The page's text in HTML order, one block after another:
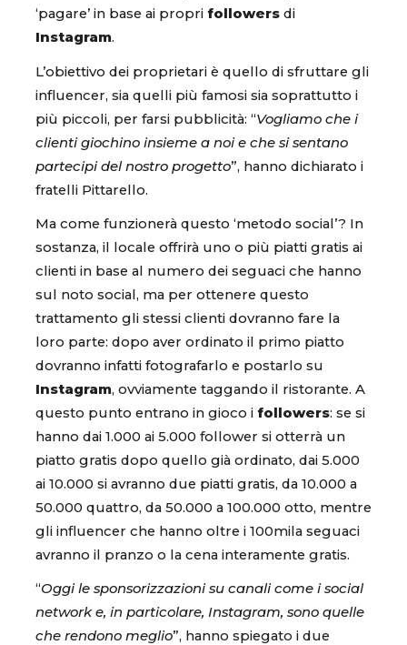
‘pagare’ in base ai propri followers di
Instagram.
L’obiettivo dei proprietari è quello di sfruttare gli
influencer, sia quelli più famosi sia soprattutto i
più piccoli, per farsi pubblicità: “Vogliamo che i
clienti giochino insieme a noi e che si sentano
partecipi del nostro progetto”, hanno dichiarato i
fratelli Pittarello.
Ma come funzionerà questo ‘metodo social’? In
sostanza, il locale offrirà uno o più piatti gratis ai
clienti in base al numero dei seguaci che hanno
sul noto social, ma per ottenere questo
trattamento gli stessi clienti dovranno fare la
loro parte: dopo aver ordinato il primo piatto
dovranno infatti fotografarlo e postarlo su
Instagram, ovviamente taggando il ristorante. A
questo punto entrano in gioco i followers: se si
hanno dai 1.000 ai 5.000 follower si otterrà un
piatto gratis dopo quello già ordinato, dai 5.000
ai 10.000 si avranno due piatti gratis, da 10.000 a
50.000 quattro, da 50.000 a 100.000 otto, mentre
gli influencer che hanno oltre i 100mila seguaci
avranno il pranzo o la cena interamente gratis.
“Oggi le sponsorizzazioni su canali come i social
network e, in particolare, Instagram, sono quelle
che rendono meglio”, hanno spiegato i due